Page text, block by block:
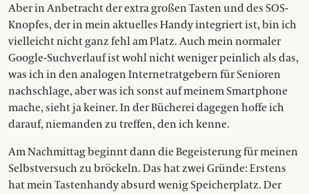
Aber in Anbetracht der extra großen Tasten und des SOS-
Knopfes, der in mein aktuelles Handy integriert ist, bin ich
vielleicht nicht ganz fehl am Platz. Auch mein normaler
Google-Suchverlauf ist wohl nicht weniger peinlich als das,
was ich in den analogen Internetratgebern für Senioren
nachschlage, aber was ich sonst auf meinem Smartphone
mache, sieht ja keiner. In der Bücherei dagegen hoffe ich
darauf, niemanden zu treffen, den ich kenne.
Am Nachmittag beginnt dann die Begeisterung für meinen
Selbstversuch zu bröckeln. Das hat zwei Gründe: Erstens
hat mein Tastenhandy absurd wenig Speicherplatz. Der